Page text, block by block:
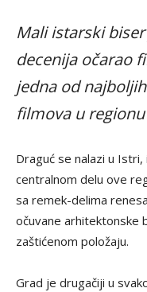
Mali istarski
decenija očarao
jedna od
filmova u regionu
Draguć se nalazi u
centralnom delu ove
sa remek-delima
očuvane arhitektonske
zaštićenom položaju.
Grad je drugačiji u